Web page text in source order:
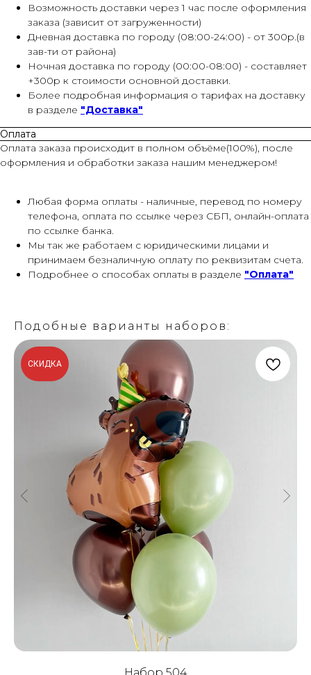
Возможность доставки через 1 час после оформления
заказа (зависит от загруженности)
Дневная доставка по городу (08:00-24:00) - от 300р.(в
зав-ти от района)
Ночная доставка по городу (00:00-08:00) - составляет
+300р к стоимости основной доставки.
Более подробная информация о тарифах на доставку
в разделе "Доставка"
Оплата
Оплата заказа происходит в полном объёме(100%), после
оформления и обработки заказа нашим менеджером!
Любая форма оплаты - наличные, перевод по номеру
телефона, оплата по ссылке через СБП, онлайн-оплата
по ссылке банка.
Мы так же работаем с юридическими лицами и
принимаем безналичную оплату по реквизитам счета.
Подробнее о способах оплаты в разделе "Оплата"
Подобные варианты наборов:
СКИДКА